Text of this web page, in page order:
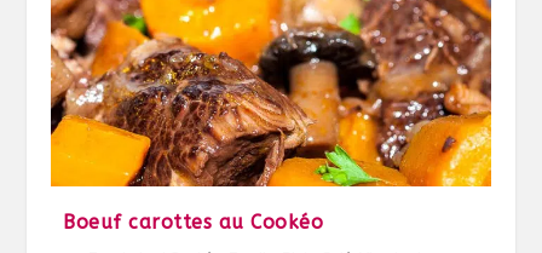
Boeuf carottes au Cookéo